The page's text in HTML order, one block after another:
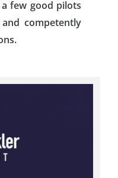
few good pilots
competently